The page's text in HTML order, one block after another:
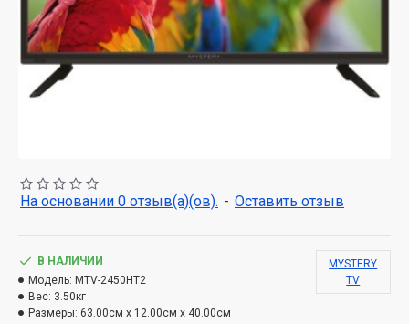
На основании 0 отзыв(а)(ов). - Оставить отзыв
В НАЛИЧИИ
Модель: MTV-2450HT2
Вес: 3.50кг
Размеры: 63.00см x 12.00см x 40.00см
MYSTERY
TV